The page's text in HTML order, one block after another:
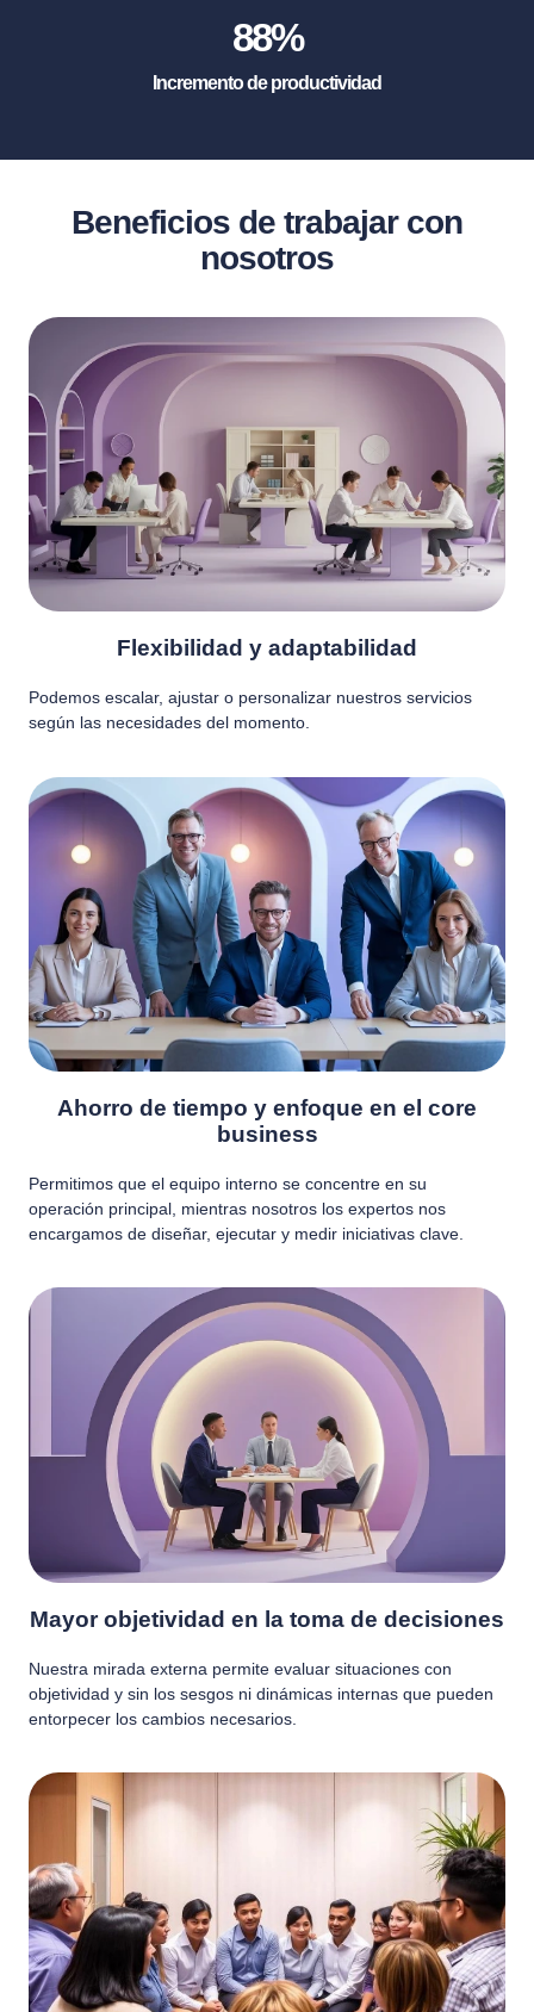
88%
Incremento de productividad
Beneficios de trabajar con
nosotros
Flexibilidad y adaptabilidad
Podemos escalar, ajustar o personalizar nuestros servicios
según las necesidades del momento.
Ahorro de tiempo y enfoque en el core
business
Permitimos que el equipo interno se concentre en su
operación principal, mientras nosotros los expertos nos
encargamos de diseñar, ejecutar y medir iniciativas clave.
Mayor objetividad en la toma de decisiones
Nuestra mirada externa permite evaluar situaciones con
objetividad y sin los sesgos ni dinámicas internas que pueden
entorpecer los cambios necesarios.